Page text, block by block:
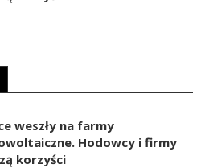
weszły na farmy
Hodowcy i firmy
korzyści